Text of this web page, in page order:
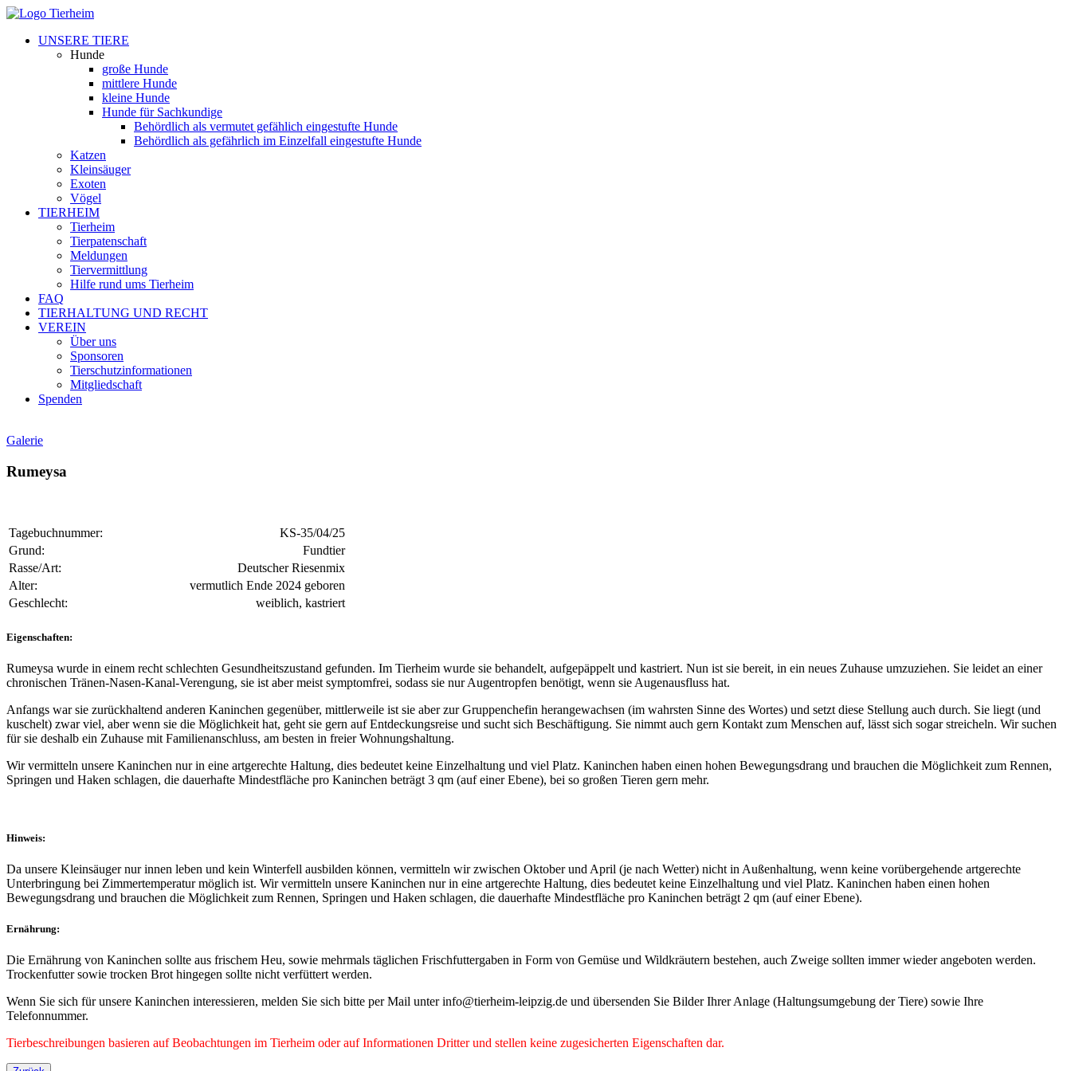
UNSERE TIERE
Hunde
große Hunde
mittlere Hunde
kleine Hunde
Hunde für Sachkundige
Behördlich als vermutet gefählich eingestufte Hunde
Behördlich als gefährlich im Einzelfall eingestufte Hunde
Katzen
Kleinsäuger
Exoten
Vögel
TIERHEIM
Tierheim
Tierpatenschaft
Meldungen
Tiervermittlung
Hilfe rund ums Tierheim
FAQ
TIERHALTUNG UND RECHT
VEREIN
Über uns
Sponsoren
Tierschutzinformationen
Mitgliedschaft
Spenden
Galerie
Rumeysa
Tagebuchnummer:
KS-35/04/25
Grund:
Fundtier
Rasse/Art:
Deutscher Riesenmix
Alter:
vermutlich Ende 2024 geboren
Geschlecht:
weiblich, kastriert
Eigenschaften:
Rumeysa wurde in einem recht schlechten Gesundheitszustand gefunden. Im Tierheim wurde sie behandelt, aufgepäppelt und kastriert. Nun ist sie bereit, in ein neues Zuhause umzuziehen. Sie leidet an einer
chronischen Tränen-Nasen-Kanal-Verengung, sie ist aber meist symptomfrei, sodass sie nur Augentropfen benötigt, wenn sie Augenausfluss hat.
Anfangs war sie zurückhaltend anderen Kaninchen gegenüber, mittlerweile ist sie aber zur Gruppenchefin herangewachsen (im wahrsten Sinne des Wortes) und setzt diese Stellung auch durch. Sie liegt (und
kuschelt) zwar viel, aber wenn sie die Möglichkeit hat, geht sie gern auf Entdeckungsreise und sucht sich Beschäftigung. Sie nimmt auch gern Kontakt zum Menschen auf, lässt sich sogar streicheln. Wir suchen
für sie deshalb ein Zuhause mit Familienanschluss, am besten in freier Wohnungshaltung.
Wir vermitteln unsere Kaninchen nur in eine artgerechte Haltung, dies bedeutet keine Einzelhaltung und viel Platz. Kaninchen haben einen hohen Bewegungsdrang und brauchen die Möglichkeit zum Rennen,
Springen und Haken schlagen, die dauerhafte Mindestfläche pro Kaninchen beträgt 3 qm (auf einer Ebene), bei so großen Tieren gern mehr.
Hinweis:
Da unsere Kleinsäuger nur innen leben und kein Winterfell ausbilden können, vermitteln wir zwischen Oktober und April (je nach Wetter) nicht in Außenhaltung, wenn keine vorübergehende artgerechte
Unterbringung bei Zimmertemperatur möglich ist. Wir vermitteln unsere Kaninchen nur in eine artgerechte Haltung, dies bedeutet keine Einzelhaltung und viel Platz. Kaninchen haben einen hohen
Bewegungsdrang und brauchen die Möglichkeit zum Rennen, Springen und Haken schlagen, die dauerhafte Mindestfläche pro Kaninchen beträgt 2 qm (auf einer Ebene).
Ernährung:
Die Ernährung von Kaninchen sollte aus frischem Heu, sowie mehrmals täglichen Frischfuttergaben in Form von Gemüse und Wildkräutern bestehen, auch Zweige sollten immer wieder angeboten werden.
Trockenfutter sowie trocken Brot hingegen sollte nicht verfüttert werden.
Wenn Sie sich für unsere Kaninchen interessieren, melden Sie sich bitte per Mail unter info@tierheim-leipzig.de und übersenden Sie Bilder Ihrer Anlage (Haltungsumgebung der Tiere) sowie Ihre
Telefonnummer.
Tierbeschreibungen basieren auf Beobachtungen im Tierheim oder auf Informationen Dritter und stellen keine zugesicherten Eigenschaften dar.